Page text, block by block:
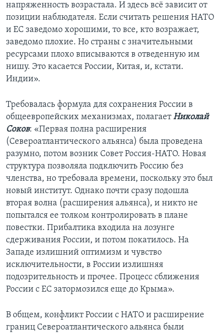
напряженность возрастала. И здесь всё зависит от
позиции наблюдателя. Если считать решения НАТО
и ЕС заведомо хорошими, то все, кто возражает,
заведомо плохие. Но страны с значительными
ресурсами плохо вписываются в отведенную им
нишу. Это касается России, Китая, и, кстати.
Индии».
Требовалась формула для сохранения России в
общеевропейских механизмах, полагаетНиколай
Соков: «Первая полна расширения
(Североатлантического альянса) была проведена
разумно, потом возник Совет Россия-НАТО. Новая
структура позволяла подключить Россию без
членства, но требовала времени, поскольку это был
новый институт. Однако почти сразу подошла
вторая волна (расширения альянса), и никто не
попытался ее толком контролировать в плане
повестки. Прибалтика входила на лозунге
сдерживания России, и потом покатилось. На
Западе излишний оптимизм и чувство
исключительности, в России излишняя
подозрительность и прочее. Процесс сближения
России с ЕС затормозился еще до Крыма».
В общем, конфликт России с НАТО и расширение
границ Североатлантического альянса были